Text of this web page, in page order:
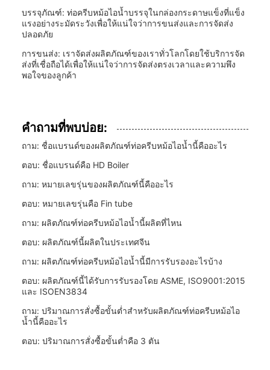
บรรจุภัณฑ์: ท่อครีบหม้อไอน้ำบรรจุในกล่องกระดาษแข็งที่แข็ง
แรงอย่างระมัดระวังเพื่อให้แน่ใจว่าการขนส่งและการจัดส่ง
ปลอดภัย
การขนส่ง: เราจัดส่งผลิตภัณฑ์ของเราทั่วโลกโดยใช้บริการจัด
ส่งที่เชื่อถือได้เพื่อให้แน่ใจว่าการจัดส่งตรงเวลาและความพึง
พอใจของลูกค้า
คำถามที่พบบ่อย:
ถาม: ชื่อแบรนด์ของผลิตภัณฑ์ท่อครีบหม้อไอน้ำนี้คืออะไร
ตอบ: ชื่อแบรนด์คือ HD Boiler
ถาม: หมายเลขรุ่นของผลิตภัณฑ์นี้คืออะไร
ตอบ: หมายเลขรุ่นคือ Fin tube
ถาม: ผลิตภัณฑ์ท่อครีบหม้อไอน้ำนี้ผลิตที่ไหน
ตอบ: ผลิตภัณฑ์นี้ผลิตในประเทศจีน
ถาม: ผลิตภัณฑ์ท่อครีบหม้อไอน้ำนี้มีการรับรองอะไรบ้าง
ตอบ: ผลิตภัณฑ์นี้ได้รับการรับรองโดย ASME, ISO9001:2015
และ ISOEN3834
ถาม: ปริมาณการสั่งซื้อขั้นต่ำสำหรับผลิตภัณฑ์ท่อครีบหม้อไอ
น้ำนี้คืออะไร
ตอบ: ปริมาณการสั่งซื้อขั้นต่ำคือ 3 ตัน